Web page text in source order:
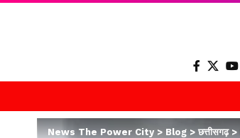
News The Power City> Blog > छत्तीसगढ़>